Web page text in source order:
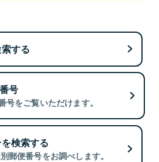
する
号
号をご覧いただけます。
検索する
郵便番号をお調べします。